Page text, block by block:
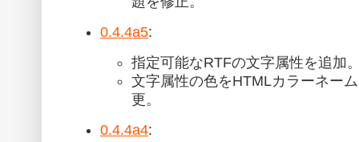
0.4.4a5:
指定可能なRTFの文字属性を追加
文字属性の色をHTMLカラーネー
更。
0.4.4a4: